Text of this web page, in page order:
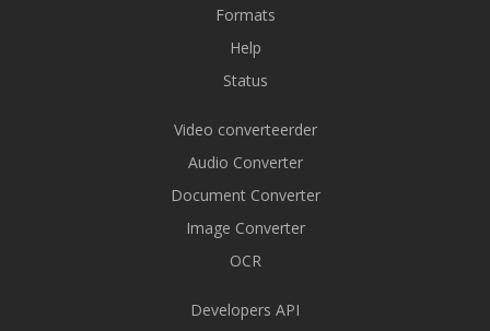
Formats
Help
Status
Video converteerder
Audio Converter
Document Converter
Image Converter
OCR
Developers API